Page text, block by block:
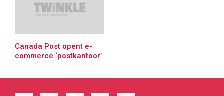
Canada Post opent e-
commerce ‘postkantoor’